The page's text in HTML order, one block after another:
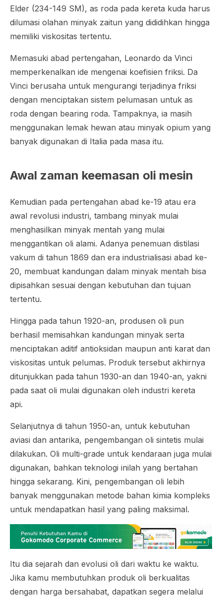
Elder (234-149 SM), as roda pada kereta kuda harus
dilumasi olahan minyak zaitun yang dididihkan hingga
memiliki viskositas tertentu.
Memasuki abad pertengahan, Leonardo da Vinci
memperkenalkan ide mengenai koefisien friksi. Da
Vinci berusaha untuk mengurangi terjadinya friksi
dengan menciptakan sistem pelumasan untuk as
roda dengan bearing roda. Tampaknya, ia masih
menggunakan lemak hewan atau minyak opium yang
banyak digunakan di Italia pada masa itu.
Awal zaman keemasan oli mesin
Kemudian pada pertengahan abad ke-19 atau era
awal revolusi industri, tambang minyak mulai
menghasilkan minyak mentah yang mulai
menggantikan oli alami. Adanya penemuan distilasi
vakum di tahun 1869 dan era industrialisasi abad ke-
20, membuat kandungan dalam minyak mentah bisa
dipisahkan sesuai dengan kebutuhan dan tujuan
tertentu.
Hingga pada tahun 1920-an, produsen oli pun
berhasil memisahkan kandungan minyak serta
menciptakan aditif antioksidan maupun anti karat dan
viskositas untuk pelumas. Produk tersebut akhirnya
ditunjukkan pada tahun 1930-an dan 1940-an, yakni
pada saat oli mulai digunakan oleh industri kereta
api.
Selanjutnya di tahun 1950-an, untuk kebutuhan
aviasi dan antarika, pengembangan oli sintetis mulai
dilakukan. Oli multi-grade untuk kendaraan juga mulai
digunakan, bahkan teknologi inilah yang bertahan
hingga sekarang. Kini, pengembangan oli lebih
banyak menggunakan metode bahan kimia kompleks
untuk mendapatkan hasil yang paling maksimal.
Itu dia sejarah dan evolusi oli dari waktu ke waktu.
Jika kamu membutuhkan produk oli berkualitas
dengan harga bersahabat, dapatkan segera melalui